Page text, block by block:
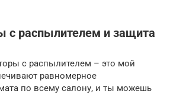
с распылителем и защита
с распылителем – это мой
равномерное
по всему салону, и ты можешь